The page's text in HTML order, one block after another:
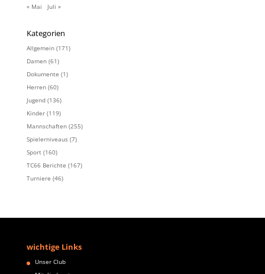
« Mai
Juli »
Kategorien
Allgemein(171)
Damen(61)
Dokumente (1)
Herren(60)
Jugend(136)
Kinder(119)
Mannschaften(255)
Spielerniveaus(7)
Sport(160)
TC66 Berichte (167)
Turniere (46)
wichtige Links
Unser Club